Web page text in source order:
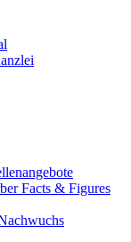
Facts & Figures